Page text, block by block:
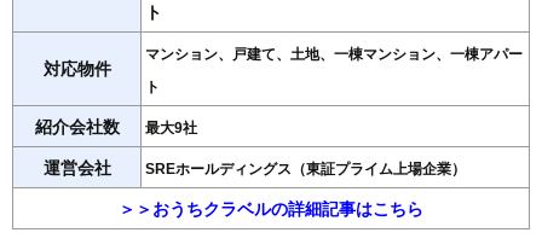
ト
対応物件
マンション、戸建て、土地、一棟マンション、一棟アパー
ト
紹介会社数 最大9社
運営会社 SREホールディングス（東証プライム上場企業）
＞＞おうちクラベルの詳細記事はこちら